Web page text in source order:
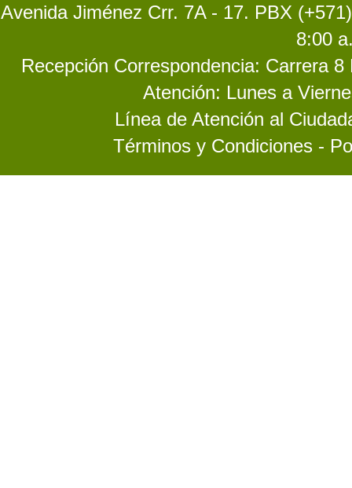
Avenida Jiménez Crr. 7A - 17. PBX
8:00
Recepción Correspondencia: Carrera
Atención: Lunes a
Línea de Atención al
Términos y Condiciones -